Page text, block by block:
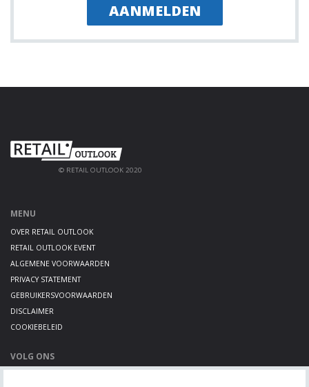
AANMELDEN
© RETAIL OUTLOOK 2020
MENU
OVER RETAIL OUTLOOK
RETAIL OUTLOOK EVENT
ALGEMENE VOORWAARDEN
PRIVACY STATEMENT
GEBRUIKERSVOORWAARDEN
DISCLAIMER
COOKIEBELEID
VOLG ONS